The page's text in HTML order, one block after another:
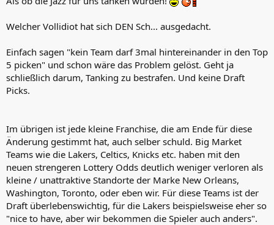
Welcher Vollidiot hat sich DEN Sch... ausgedacht.
Einfach sagen "kein Team darf 3mal hintereinander in den Top
5 picken" und schon wäre das Problem gelöst. Geht ja
schließlich darum, Tanking zu bestrafen. Und keine Draft
Picks.
Im übrigen ist jede kleine Franchise, die am Ende für diese
Änderung gestimmt hat, auch selber schuld. Big Market
Teams wie die Lakers, Celtics, Knicks etc. haben mit den
neuen strengeren Lottery Odds deutlich weniger verloren als
kleine / unattraktive Standorte der Marke New Orleans,
Washington, Toronto, oder eben wir. Für diese Teams ist der
Draft überlebenswichtig, für die Lakers beispielsweise eher so
"nice to have, aber wir bekommen die Spieler auch anders".